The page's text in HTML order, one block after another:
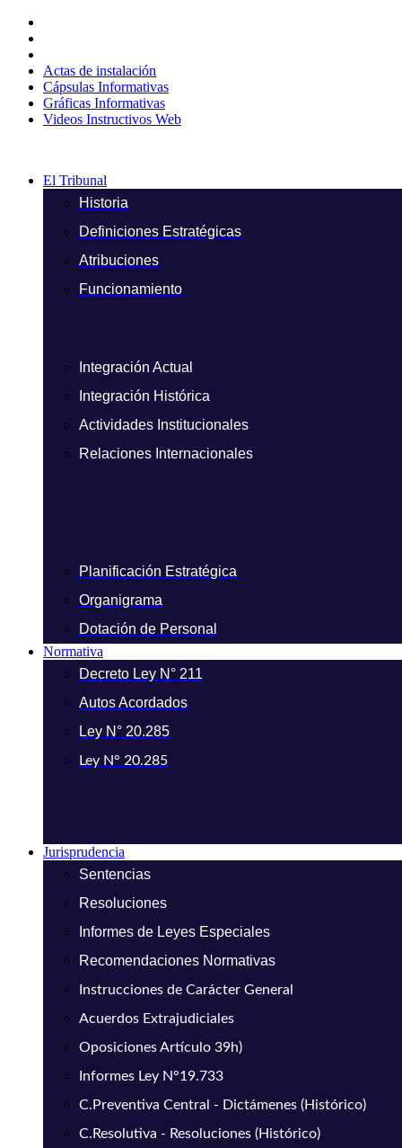
contenido
Actas de instalación
Cápsulas Informativas
Gráficas Informativas
Videos Instructivos Web
El Tribunal
Historia
Definiciones Estratégicas
Atribuciones
Funcionamiento
Integración Actual
Integración Histórica
Actividades Institucionales
Relaciones Internacionales
Planificación Estratégica
Organigrama
Dotación de Personal
Normativa
Decreto Ley N° 211
Autos Acordados
Ley N° 20.285
Ley N° 20.285
Jurisprudencia
Sentencias
Resoluciones
Informes de Leyes Especiales
Recomendaciones Normativas
Instrucciones de Carácter General
Acuerdos Extrajudiciales
Oposiciones Artículo 39h)
Informes Ley N°19.733
C.Preventiva Central - Dictámenes (Histórico)
C.Resolutiva - Resoluciones (Histórico)